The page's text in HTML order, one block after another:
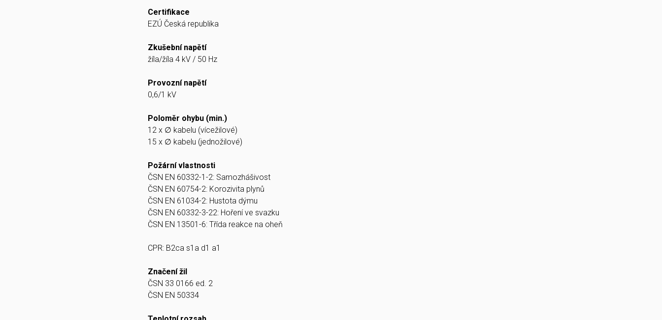
Certifikace
EZÚ Česká republika
Zkušební napětí
žíla/žíla 4 kV / 50 Hz
Provozní napětí
0,6/1 kV
Poloměr ohybu (min.)
12 x ∅ kabelu (vícežilové)
15 x ∅ kabelu (jednožilové)
Požární vlastnosti
ČSN EN 60332-1-2: Samozhášivost
ČSN EN 60754-2: Korozivita plynů
ČSN EN 61034-2: Hustota dýmu
ČSN EN 60332-3-22: Hoření ve svazku
ČSN EN 13501-6: Třída reakce na oheň
CPR: B2ca s1a d1 a1
Značení žil
ČSN 33 0166 ed. 2
ČSN EN 50334